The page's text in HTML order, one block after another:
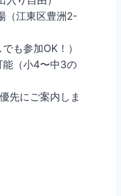
（江東区豊洲2-
も参加OK！）
能（小4〜中3の
先にご案内しま